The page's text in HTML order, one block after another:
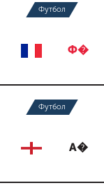
Футбол
Ф�
Футбол
А�